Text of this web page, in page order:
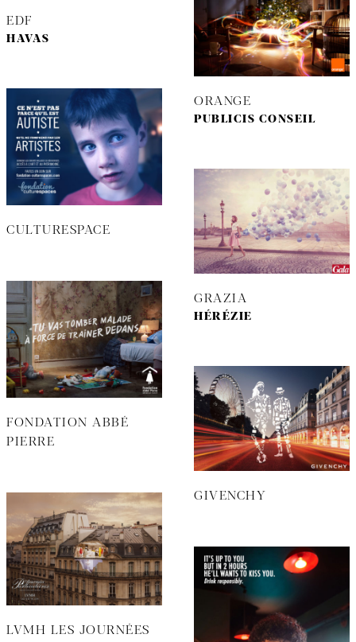
EDF
HAVAS
ORANGE
PUBLICIS CONSEIL
CULTURESPACE
GRAZIA
HÉRÉZIE
FONDATION ABBÉ
PIERRE
GIVENCHY
LVMH LES JOURNÉES